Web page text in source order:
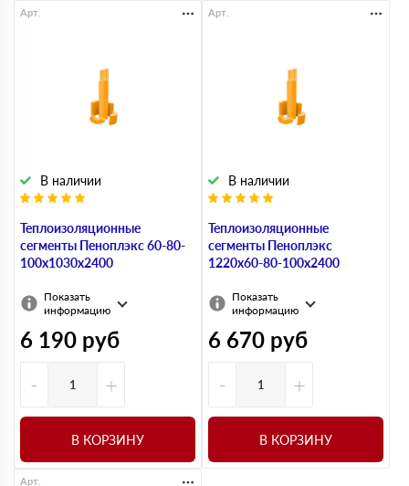
Теплоизоляционные
сегменты Пеноплэкс 60-80-
100x1030х2400
В наличии
Арт.
Показать
информацию
6 190 руб
-
+
В КОРЗИНУ
Теплоизоляционные
сегменты Пеноплэкс
1220x60-80-100х2400
В наличии
Арт.
Показать
информацию
6 670 руб
-
+
В КОРЗИНУ
Арт.